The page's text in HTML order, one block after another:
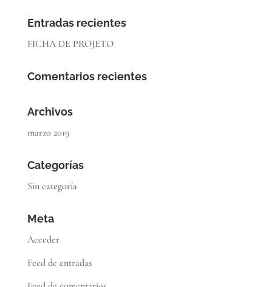
Entradas recientes
FICHA DE PROJETO
Comentarios recientes
Archivos
marzo 2019
Categorías
Sin categoría
Meta
Acceder
Feed de entradas